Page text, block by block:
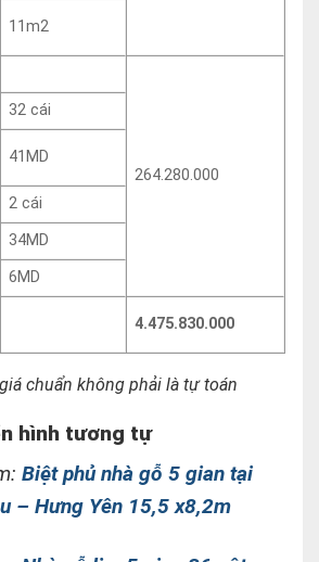
11m2
264.280.000
32 cái
41MD
2 cái
34MD
6MD
4.475.830.000
chuẩn không phải là tự toán
hình tương tự
Biệt phủ nhà gỗ 5 gian tại
– Hưng Yên 15,5 x8,2m